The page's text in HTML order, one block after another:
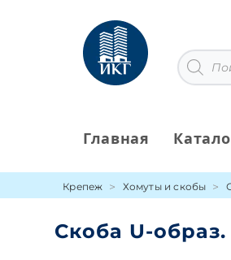
содержимому
Поиск
товаров
Главная
Крепеж Хомуты и скобы
Скоба U-